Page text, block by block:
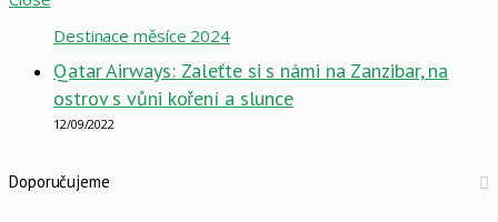
Destinace měsíce 2024
Qatar Airways: Zaleťte si s námi na Zanzibar, na
ostrov s vůni koření a slunce
12/09/2022
Doporučujeme